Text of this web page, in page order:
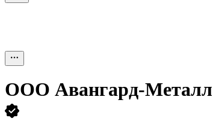
ООО Авангард-Металл